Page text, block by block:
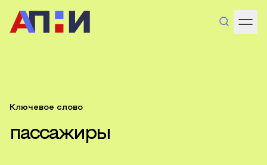
Ключевое слово
пассажиры